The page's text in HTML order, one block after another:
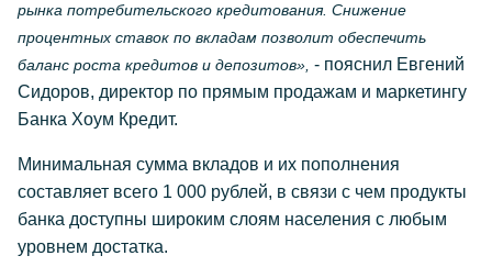
рынка потребительского кредитования. Снижение
процентных ставок по вкладам позволит обеспечить
баланс роста кредитов и депозитов», - пояснил Евгений
Сидоров, директор по прямым продажам и маркетингу
Банка Хоум Кредит.
Минимальная сумма вкладов и их пополнения
составляет всего 1 000 рублей, в связи с чем продукты
банка доступны широким слоям населения с любым
уровнем достатка.